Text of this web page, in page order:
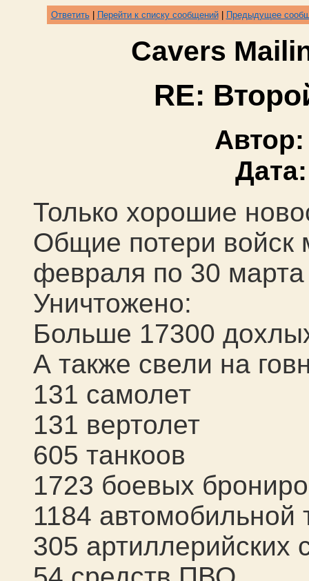
Ответить| Перейти к списку сообщений| Предыдущее
Cavers
RE:
Только хорошие
Общие потери войск
февраля по 30 марта
Уничтожено:
Больше 17300
А также свели на
131 самолет
131 вертолет
605 танкоов
1723 боевых
1184 автомобильной
305 артиллерийских